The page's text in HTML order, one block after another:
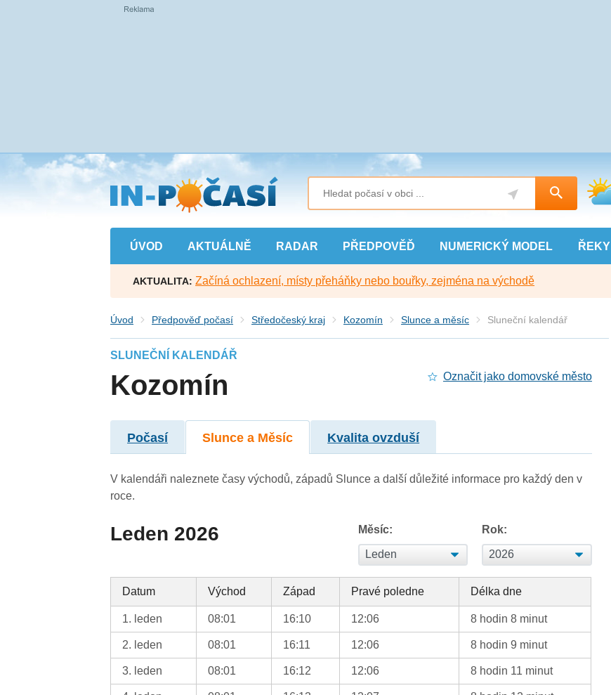
Přejít
na
hlavní
obsah
ÚVOD AKTUÁLNĚ RADAR PŘEDPOVĚĎ NUMERICKÝ MODEL ŘEKY
AKTUALITA: Začíná ochlazení, místy přeháňky nebo bouřky, zejména na východě
Úvod Předpověď počasí Středočeský kraj Kozomín Slunce a měsíc Sluneční kalendář
SLUNEČNÍ KALENDÁŘ
Kozomín Označit jako domovské město
Počasí Slunce a Měsíc Kvalita ovzduší
V kalendáři naleznete časy východů, západů Slunce a další důležité informace pro každý den v
roce.
Leden 2026 Měsíc: Rok:
Datum Východ Západ Pravé poledne Délka dne
1. leden 08:01 16:10 12:06 8 hodin 8 minut
2. leden 08:01 16:11 12:06 8 hodin 9 minut
3. leden 08:01 16:12 12:06 8 hodin 11 minut